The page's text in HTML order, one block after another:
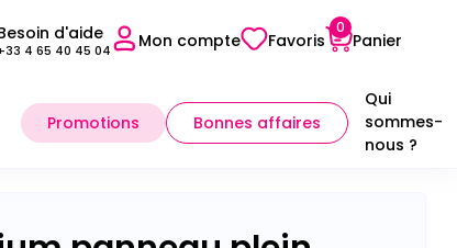
Sélectionner mon point conseil
d'aide
4 65 40 45 04 Mon compte Favoris
0
Panier
Promotions Bonnes affaires
Qui
sommes-
nous ?